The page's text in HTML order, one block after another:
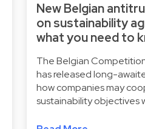
New Belgian
on sustainability
what you need to
The Belgian
has released long-
how companies may
sustainability objectives